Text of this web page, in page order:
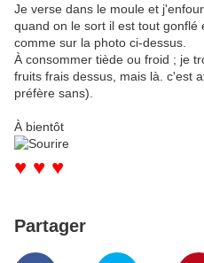
Je verse dans le moule et
quand on le sort il est tout
comme sur la photo ci-dessus.
À consommer tiède ou froid ; je
fruits frais dessus, mais là. c'est
préfère sans).
À bientôt
♥ ♥ ♥
Partager